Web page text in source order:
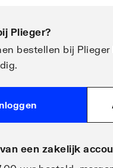
Plieger?
bestellen bij
een zakelijk